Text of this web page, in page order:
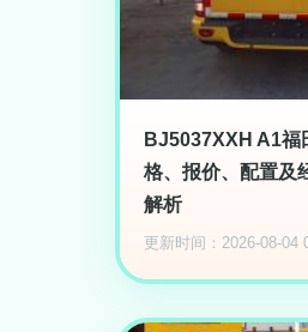
BJ5037XXH A1福
格、报价、配置及
解析
更新时间：2026-08-04